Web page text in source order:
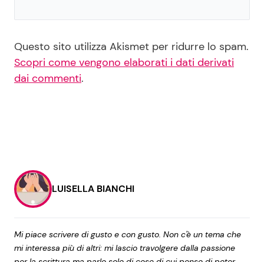
Questo sito utilizza Akismet per ridurre lo spam.
Scopri come vengono elaborati i dati derivati
dai commenti.
LUISELLA BIANCHI
Mi piace scrivere di gusto e con gusto. Non c'è un tema che
mi interessa più di altri: mi lascio travolgere dalla passione